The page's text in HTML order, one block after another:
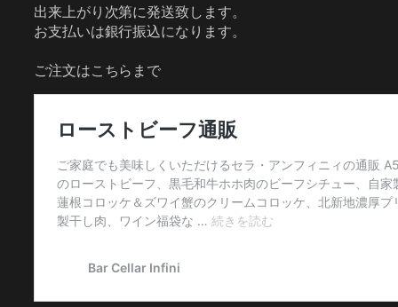
出来上がり次第に発送致します。
お支払いは銀行振込になります。
ご注文はこちらまで